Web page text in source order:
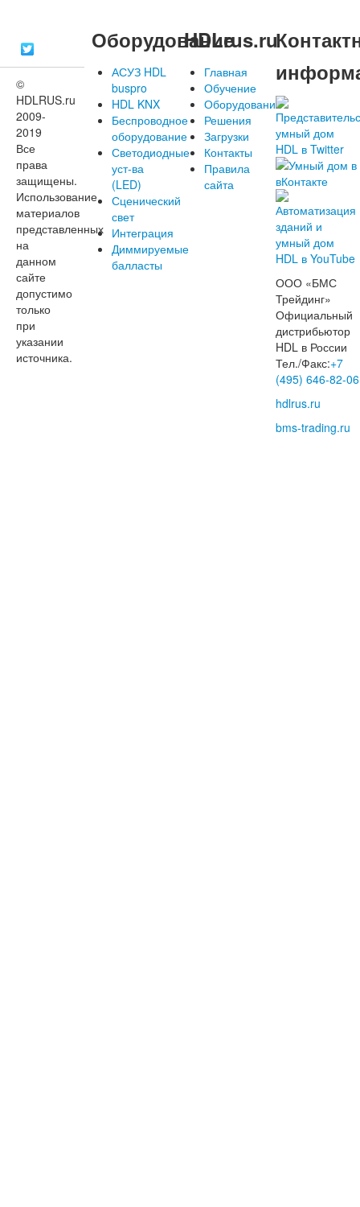
©
HDLRUS.ru
2009-
2019
Все
права
защищены.
Использование
материалов
представленных
на
данном
сайте
допустимо
только
при
указании
источника.
Оборудование
АСУЗ HDL
buspro
HDL KNX
Беспроводное
оборудование
Светодиодные
уст-ва
(LED)
Сценический
свет
Интеграция
Диммируемые
балласты
HDLrus.ru
Главная
Обучение
Оборудование
Решения
Загрузки
Контакты
Правила
сайта
ООО «БМС
Трейдинг»
Официальный
дистрибьютор
HDL в России
Тел./Факс:+7
(495) 646-82-06
hdlrus.ru
bms-trading.ru